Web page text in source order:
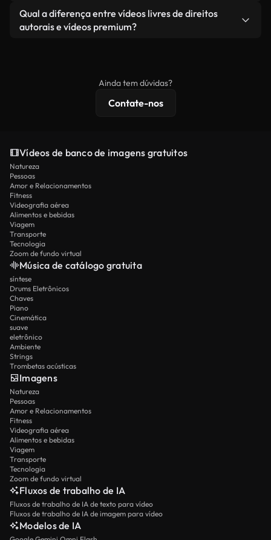
como um produto independente.
Você recebe imagens limpas e prontas para usar.
Sim. Você pode cortar, recortar ou remixar nossos
vídeos livremente. Apenas certifique-se de que o
Qual a diferença entre vídeos livres de direitos
autorais e vídeos premium?
licenciamento estendidas.
Ainda tem dúvidas?
Contate-nos
Vídeos de banco de imagens gratuitos
Natureza
Pessoas
Amor e Relacionamentos
Fitness
Videografia aérea
Alimentos e bebidas
Viagem
Transporte
Tecnologia
Zoom de fundo virtual
Música de catálogo gratuita
síntese
Drums Eletrônicos
Chaves
Piano
Cinemática
suave
eletrônico
Ambiente
Strings
Trombetas acústicas
Imagens
Natureza
Pessoas
Amor e Relacionamentos
Fitness
Videografia aérea
Alimentos e bebidas
Viagem
Transporte
Tecnologia
Zoom de fundo virtual
Fluxos de trabalho de IA
Fluxos de trabalho de IA de texto para vídeo
Fluxos de trabalho de IA de imagem para vídeo
Modelos de IA